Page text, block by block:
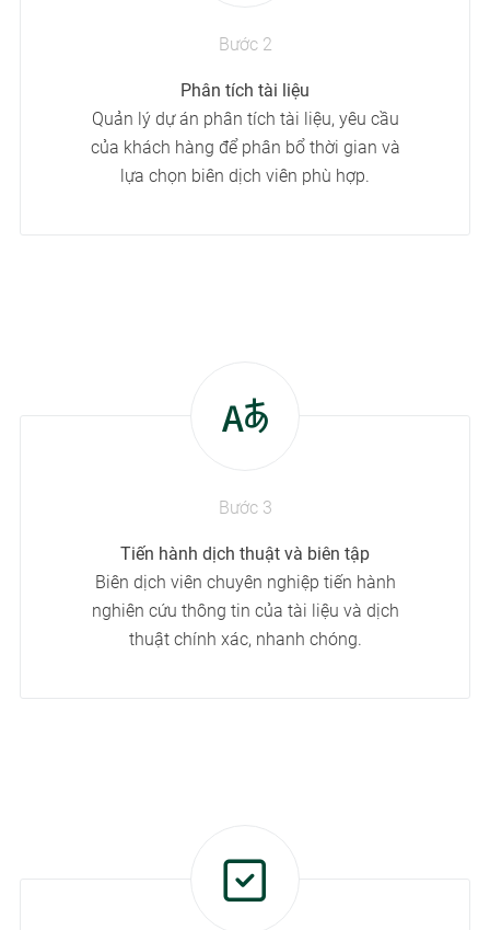
Bước 2
Phân tích tài liệu
Quản lý dự án phân tích tài liệu, yêu cầu
của khách hàng để phân bổ thời gian và
lựa chọn biên dịch viên phù hợp.
Bước 3
Tiến hành dịch thuật và biên tập
Biên dịch viên chuyên nghiệp tiến hành
nghiên cứu thông tin của tài liệu và dịch
thuật chính xác, nhanh chóng.